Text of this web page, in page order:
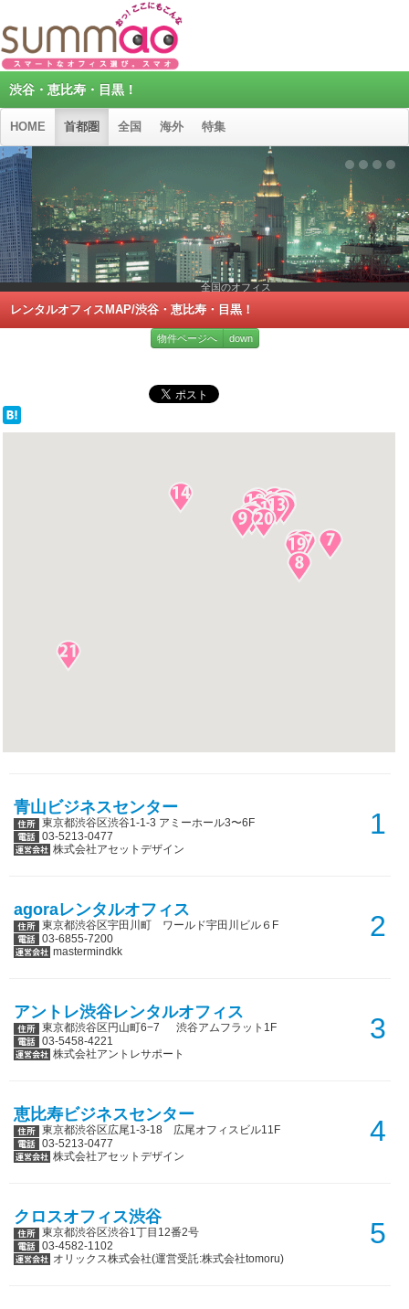
渋谷・恵比寿・目黒！
HOME 首都圏 全国 海外 特集
全国のオフィス
レンタルオフィスMAP/渋谷・恵比寿・目黒！
物件ページへ down
青山ビジネスセンター
東京都渋谷区渋谷1-1-3 アミーホール3〜6F
03-5213-0477
株式会社アセットデザイン
1
agoraレンタルオフィス
東京都渋谷区宇田川町 ワールド宇田川ビル６F
03-6855-7200
mastermindkk
2
アントレ渋谷レンタルオフィス
東京都渋谷区円山町6−7 渋谷アムフラット1F
03-5458-4221
株式会社アントレサポート
3
恵比寿ビジネスセンター
東京都渋谷区広尾1-3-18 広尾オフィスビル11F
03-5213-0477
株式会社アセットデザイン
4
クロスオフィス渋谷
東京都渋谷区渋谷1丁目12番2号
03-4582-1102
オリックス株式会社(運営受託:株式会社tomoru)
5